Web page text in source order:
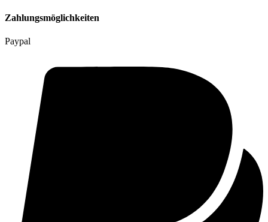
Zahlungsmöglichkeiten
Paypal